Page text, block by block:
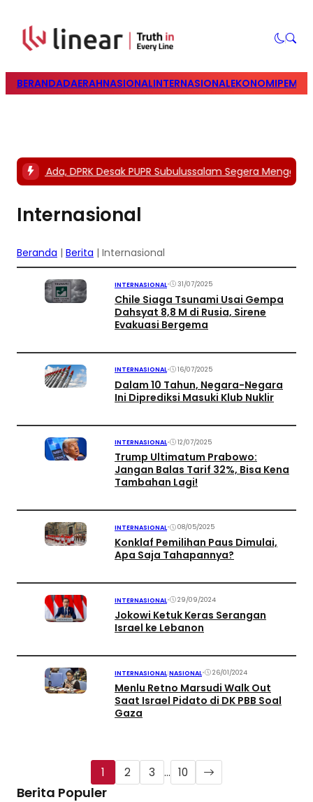
BERANDADAERAHNASIONALINTERNASIONALEKONOMIPEMILU
Ada, DPRK Desak PUPR Subulussalam Segera
Internasional
Beranda | Berita | Internasional
INTERNASIONAL• 31/07/2025
Chile Siaga Tsunami Usai Gempa
Dahsyat 8,8 M di Rusia, Sirene
Evakuasi Bergema
INTERNASIONAL• 16/07/2025
Dalam 10 Tahun, Negara-Negara
Ini Diprediksi Masuki Klub Nuklir
INTERNASIONAL• 12/07/2025
Trump Ultimatum Prabowo:
Jangan Balas Tarif 32%, Bisa Kena
Tambahan Lagi!
INTERNASIONAL• 08/05/2025
Konklaf Pemilihan Paus Dimulai,
Apa Saja Tahapannya?
INTERNASIONAL• 29/09/2024
Jokowi Ketuk Keras Serangan
Israel ke Lebanon
INTERNASIONAL|NASIONAL• 26/01/2024
Menlu Retno Marsudi Walk Out
Saat Israel Pidato di DK PBB Soal
Gaza
1 2 3 … 10
Berita Populer